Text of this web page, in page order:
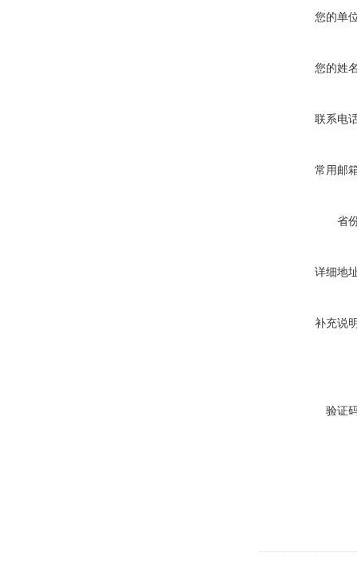
您的单
您的姓
联系电
常用邮
省
详细地
补充说
验证